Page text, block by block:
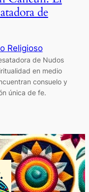
de
Religioso
de Nudos
en medio
consuelo y
única de fe.